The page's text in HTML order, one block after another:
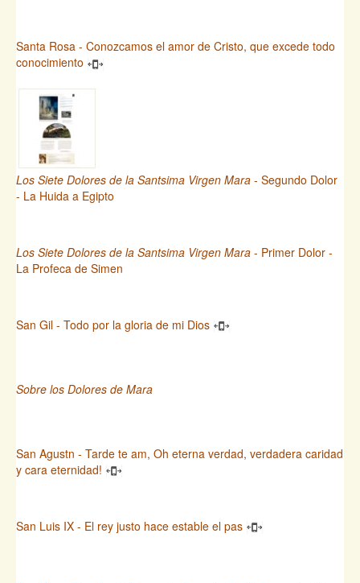
Santa Rosa - Conozcamos el amor de Cristo, que excede todo
conocimiento
Los Siete Dolores de la Santsima Virgen Mara - Segundo Dolor
- La Huida a Egipto
Los Siete Dolores de la Santsima Virgen Mara - Primer Dolor -
La Profeca de Simen
San Gil - Todo por la gloria de mi Dios
Sobre los Dolores de Mara
San Agustn - Tarde te am, Oh eterna verdad, verdadera caridad
y cara eternidad!
San Luis IX - El rey justo hace estable el pas